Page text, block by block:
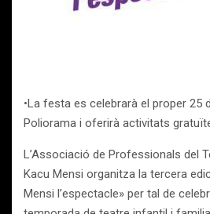
•La festa es celebrarà el proper 25
Poliorama i oferirà activitats
L’Associació de Professionals del
Kacu Mensi organitza la tercera
Mensi l’espectacle» per tal de